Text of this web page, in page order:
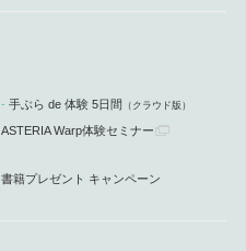
手ぶら de 体験 5日間 （クラウド版）
ASTERIA Warp体験セミナー
書籍プレゼント キャンペーン